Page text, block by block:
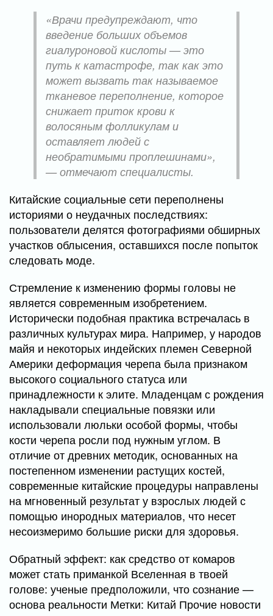
«Врачи предупреждают, что
введение больших объемов
гиалуроновой кислоты — это
путь к катастрофе, так как это
может вызвать так называемое
тканевое переполнение, которое
снижает приток крови к
волосяным фолликулам и
оставляет людей с
необратимыми проплешинами»,
— отмечают специалисты.
Китайские социальные сети переполнены
историями о неудачных последствиях:
пользователи делятся фотографиями обширных
участков облысения, оставшихся после попыток
следовать моде.
Стремление к изменению формы головы не
является современным изобретением.
Исторически подобная практика встречалась в
различных культурах мира. Например, у народов
майя и некоторых индейских племен Северной
Америки деформация черепа была признаком
высокого социального статуса или
принадлежности к элите. Младенцам с рождения
накладывали специальные повязки или
использовали люльки особой формы, чтобы
кости черепа росли под нужным углом. В
отличие от древних методик, основанных на
постепенном изменении растущих костей,
современные китайские процедуры направлены
на мгновенный результат у взрослых людей с
помощью инородных материалов, что несет
несоизмеримо большие риски для здоровья.
Обратный эффект: как средство от комаров
может стать приманкой Вселенная в твоей
голове: ученые предположили, что сознание —
основа реальности Метки: Китай Прочие новости